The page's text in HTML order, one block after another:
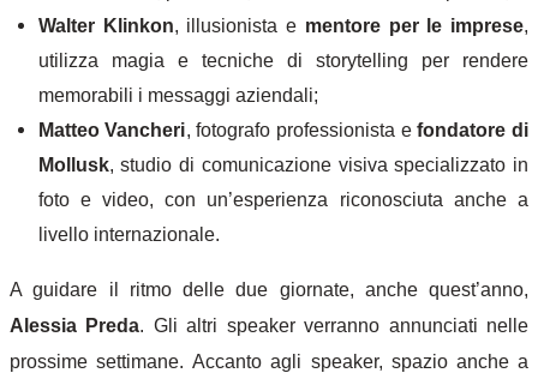
Walter Klinkon, illusionista e mentore per le imprese,
utilizza magia e tecniche di storytelling per rendere
memorabili i messaggi aziendali;
Matteo Vancheri, fotografo professionista efondatore di
Mollusk, studio di comunicazione visiva specializzato in
foto e video, con un’esperienza riconosciuta anche a
livello internazionale.
A guidare il ritmo delle due giornate, anche quest’anno,
Alessia Preda. Gli altri speaker verranno annunciati nelle
prossime settimane.Accanto agli speaker, spazio anche a